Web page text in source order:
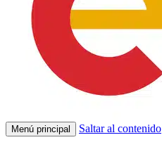
Menú principal Saltar al contenido